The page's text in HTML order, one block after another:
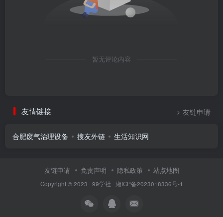
暂无评论内容
友情链接 友链申请
合肥废气治理设备 搜友外链 生活知识网
友链申请 免责声明 隐私政策 站点地图
Copyright © 2023 · 99学社 · 湘ICP备2023018336号-1